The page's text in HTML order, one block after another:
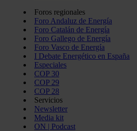
Foros regionales
Foro Andaluz de Energía
Foro Catalán de Energía
Foro Gallego de Energía
Foro Vasco de Energía
I Debate Energético en España
Especiales
COP 30
COP 29
COP 28
Servicios
Newsletter
Media kit
ON | Podcast